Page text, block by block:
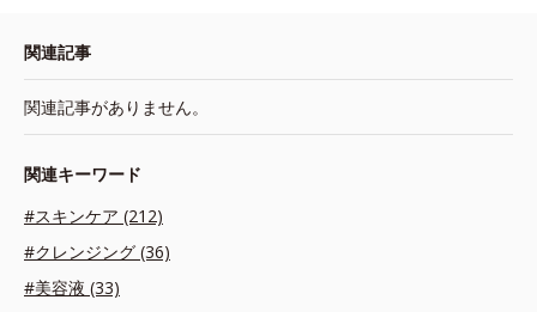
関連記事
関連記事がありません。
関連キーワード
#スキンケア (212)
#クレンジング (36)
#美容液 (33)